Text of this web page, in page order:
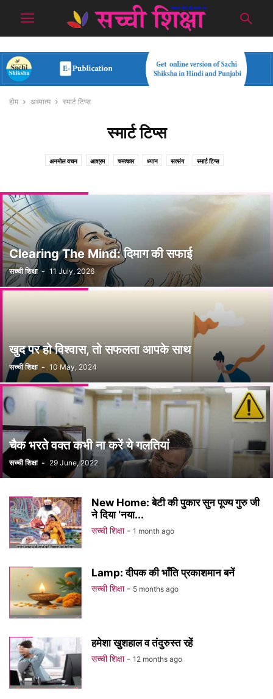
होम अध्यात्म स्मार्ट टिप्स
स्मार्ट टिप्स
अनमोल वचन आश्रम चमत्कार ध्यान सत्संग स्मार्ट टिप्स
Clearing The Mind: दिमाग की सफाई
सच्ची शिक्षा - 11 July, 2026
खुद पर हो विश्वास, तो सफलता आपके साथ
सच्ची शिक्षा - 10 May, 2024
चैक भरते वक्त कभी ना करें ये गलतियां
सच्ची शिक्षा - 29 June, 2022
New Home: बेटी की पुकार सुन पूज्य गुरु जी
ने दिया ‘नया...
सच्ची शिक्षा - 1 month ago
Lamp: दीपक की भाँति प्रकाशमान बनें
सच्ची शिक्षा - 5 months ago
हमेशा खुशहाल व तंदुरुस्त रहें
सच्ची शिक्षा - 12 months ago